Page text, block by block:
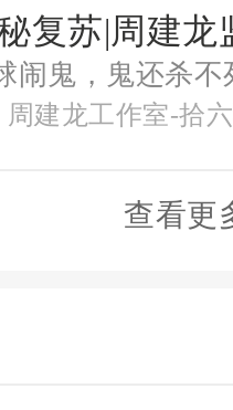
周建龙工作室-拾
查看更